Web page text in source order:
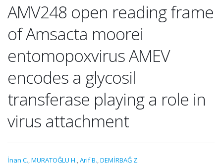
AMV248 open reading frame
of Amsacta moorei
entomopoxvirus AMEV
encodes a glycosil
transferase playing a role in
virus attachment
İnan C.,MURATOĞLU H.,Arif B.,DEMİRBAĞ Z.